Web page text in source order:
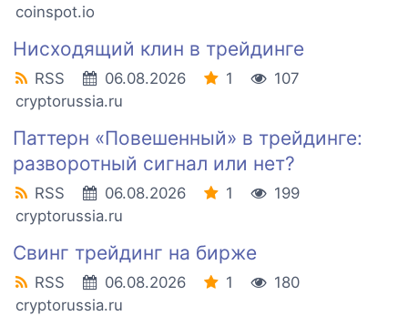
coinspot.io
Нисходящий клин в трейдинге
RSS 06.08.2026 1
107
cryptorussia.ru
Паттерн «Повешенный» в трейдинге:
разворотный сигнал или нет?
RSS 06.08.2026 1
199
cryptorussia.ru
Свинг трейдинг на бирже
RSS 06.08.2026 1
180
cryptorussia.ru